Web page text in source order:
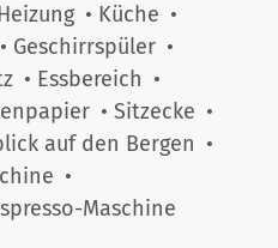
• Küche •
• Geschirrspüler •
• Essbereich •
• Sitzecke •
auf den Bergen •
•
Maschine